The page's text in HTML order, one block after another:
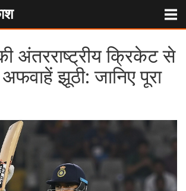
अंतरराष्ट्रीय क्रिकेट से
झूठी: जानिए पूरा